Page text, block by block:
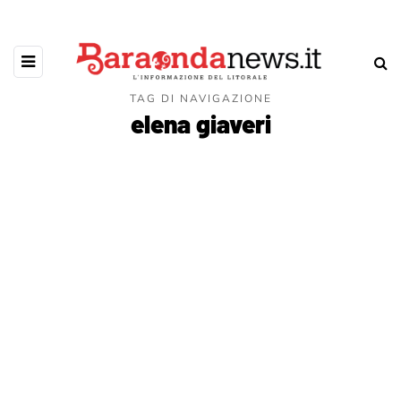
TAG DI NAVIGAZIONE
elena giaveri